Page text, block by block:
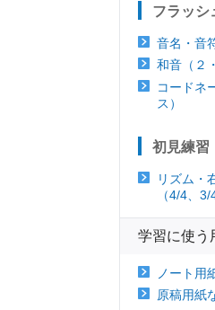
フラッシ
音名・音
和音（２
コードネ
ス）
初見練習
リズム・
（4/4、
学習に使う
ノート用
原稿用紙